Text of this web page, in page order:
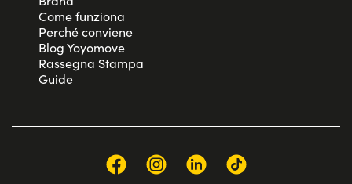
Come funziona
Perché conviene
Blog Yoyomove
Rassegna Stampa
Guide